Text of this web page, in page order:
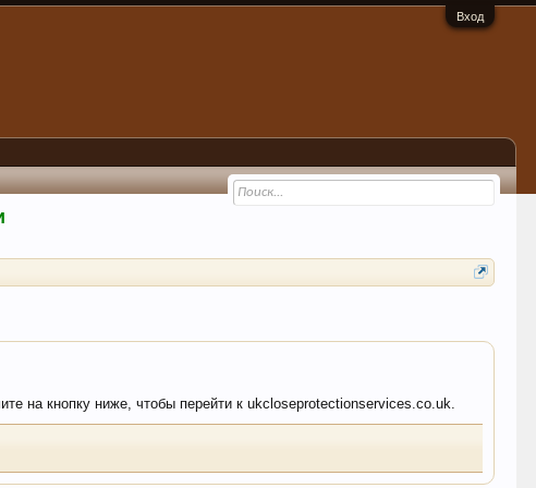
Вход
на кнопку ниже, чтобы перейти к ukcloseprotectionservices.co.uk.